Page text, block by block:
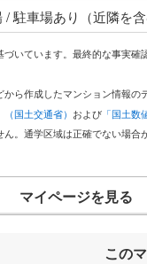
駐車場あり（近隣を含
いています。最終的な事実確
ら作成したマンション情報
国土交通省） および 「国土
。通学区域は正確でない場
マイページを見る
この